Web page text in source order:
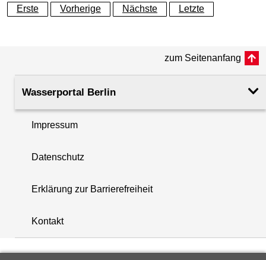
+
−
Erste
Vorherige Nächste Letzte
zum Seitenanfang
Wasserportal Berlin
Impressum
Datenschutz
Erklärung zur Barrierefreiheit
Kontakt